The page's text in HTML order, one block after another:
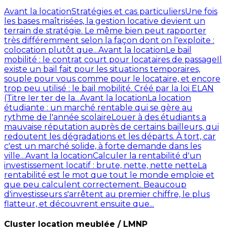
Avant la locationStratégies et cas particuliersUne fois
les bases maîtrisées, la gestion locative devient un
terrain de stratégie. Le même bien peut rapporter
très différemment selon la façon dont on l'exploite :
colocation plutôt que...Avant la locationLe bail
mobilité : le contrat court pour locataires de passageIl
existe un bail fait pour les situations temporaires,
souple pour vous comme pour le locataire, et encore
trop peu utilisé : le bail mobilité. Créé par la loi ELAN
(Titre Ier ter de la...Avant la locationLa location
étudiante : un marché rentable qui se gère au
rythme de l'année scolaireLouer à des étudiants a
mauvaise réputation auprès de certains bailleurs, qui
redoutent les dégradations et les départs. À tort, car
c'est un marché solide, à forte demande dans les
ville...Avant la locationCalculer la rentabilité d'un
investissement locatif : brute, nette, nette netteLa
rentabilité est le mot que tout le monde emploie et
que peu calculent correctement. Beaucoup
d'investisseurs s'arrêtent au premier chiffre, le plus
flatteur, et découvrent ensuite que...
Cluster location meublée / LMNP